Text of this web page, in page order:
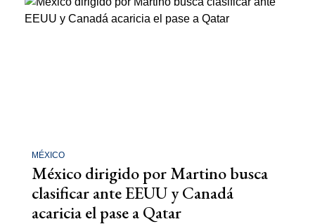
MÉXICO
México dirigido por Martino busca
clasificar ante EEUU y Canadá
acaricia el pase a Qatar